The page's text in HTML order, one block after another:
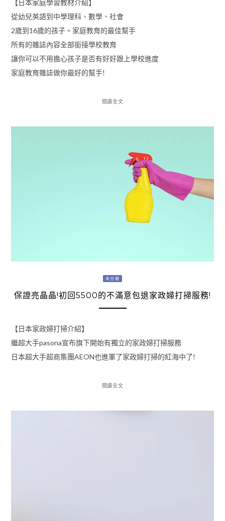
【日本家庭學習教材介紹】
從幼兒英語到中學理科、數學、社會
2歲到16歲的孩子。家庭教育的最佳幫手
所有的雜誌內容全部銜接學校教育
讓你可以不用擔心孩子是否有好好跟上學校進度
家庭教育雜誌做你最好的幫手!
閱讀全文
未分類
保證亮晶晶!初回5500的不滿意包退家政婦打掃服務!
【日本家政婦打掃介紹】
繼超大手pasona宣布旗下開始有獨立的家政婦打掃服務
日本超大手超商集團AEON也進軍了家政婦打掃的紅海中了!
閱讀全文